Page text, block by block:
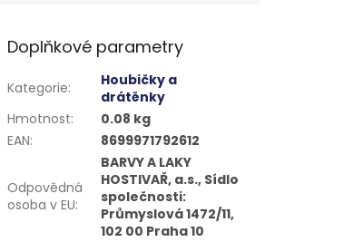
Doplňkové parametry
Kategorie:
Houbičky a
drátěnky
Hmotnost:
0.08 kg
EAN: 8699971792612
Odpovědná
osoba v EU:
BARVY A LAKY
HOSTIVAŘ, a.s., Sídlo
společnosti:
Průmyslová 1472/11,
102 00 Praha 10